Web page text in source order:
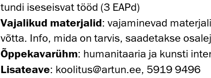
tundi iseseisvat tööd (3 EAPd)
Vajalikud materjalid: vajaminevad
võtta. Info, mida on tarvis, saadetakse
Õppekavarühm: humanitaaria ja kunsti
Lisateave: koolitus@artun.ee, 5919 9496